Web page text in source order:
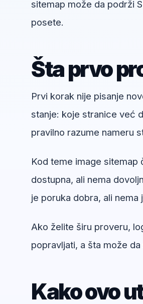
sitemap može da podrži
posete.
Šta prvo
Prvi korak nije pisanje
stanje: koje stranice već
pravilno razume nameru
Kod teme image sitemap
dostupna, ali nema
je poruka dobra, ali nema
Ako želite širu proveru,
popravljati, a šta može da
Kako ovo